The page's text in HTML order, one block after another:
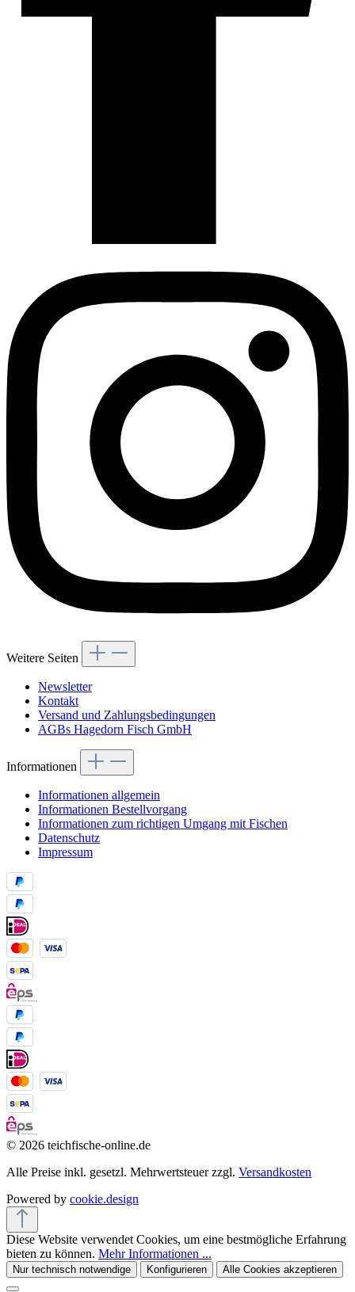
Weitere Seiten
Newsletter
Kontakt
Versand und Zahlungsbedingungen
AGBs Hagedorn Fisch GmbH
Informationen
Informationen allgemein
Informationen Bestellvorgang
Informationen zum richtigen Umgang mit Fischen
Datenschutz
Impressum
© 2026 teichfische-online.de
Alle Preise inkl. gesetzl. Mehrwertsteuer zzgl. Versandkosten
Powered by cookie.design
Diese Website verwendet Cookies, um eine bestmögliche Erfahrung
bieten zu können. Mehr Informationen ...
Nur technisch notwendige Konfigurieren Alle Cookies akzeptieren